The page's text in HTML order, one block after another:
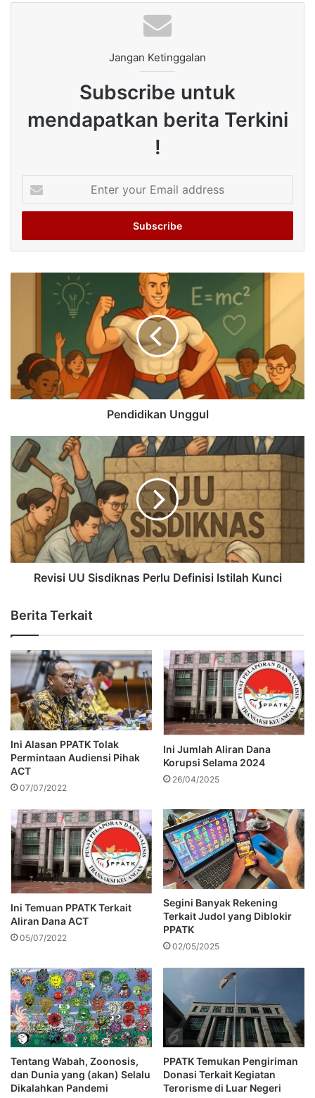
Jangan Ketinggalan
Subscribe untuk
mendapatkan berita Terkini
!
your
Email
Pendidikan Unggul
Revisi UU Sisdiknas Perlu Definisi Istilah Kunci
Berita Terkait
Ini Alasan PPATK Tolak
Permintaan Audiensi Pihak
ACT
07/07/2022
Ini Jumlah Aliran Dana
Korupsi Selama 2024
26/04/2025
Ini Temuan PPATK Terkait
Aliran Dana ACT
05/07/2022
Segini Banyak Rekening
Terkait Judol yang Diblokir
PPATK
02/05/2025
Tentang Wabah, Zoonosis,
dan Dunia yang (akan) Selalu
Dikalahkan Pandemi
PPATK Temukan Pengiriman
Donasi Terkait Kegiatan
Terorisme di Luar Negeri